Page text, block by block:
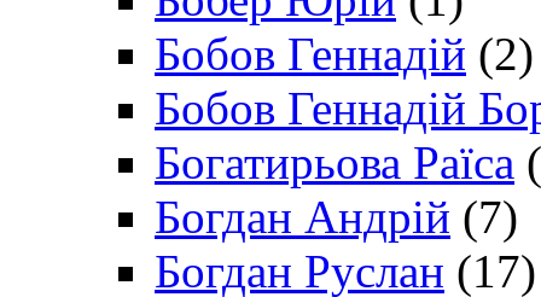
Бобов Геннадій (2)
Бобов Геннадій
Богатирьова Раїса
Богдан Андрій (7)
Богдан Руслан (17)